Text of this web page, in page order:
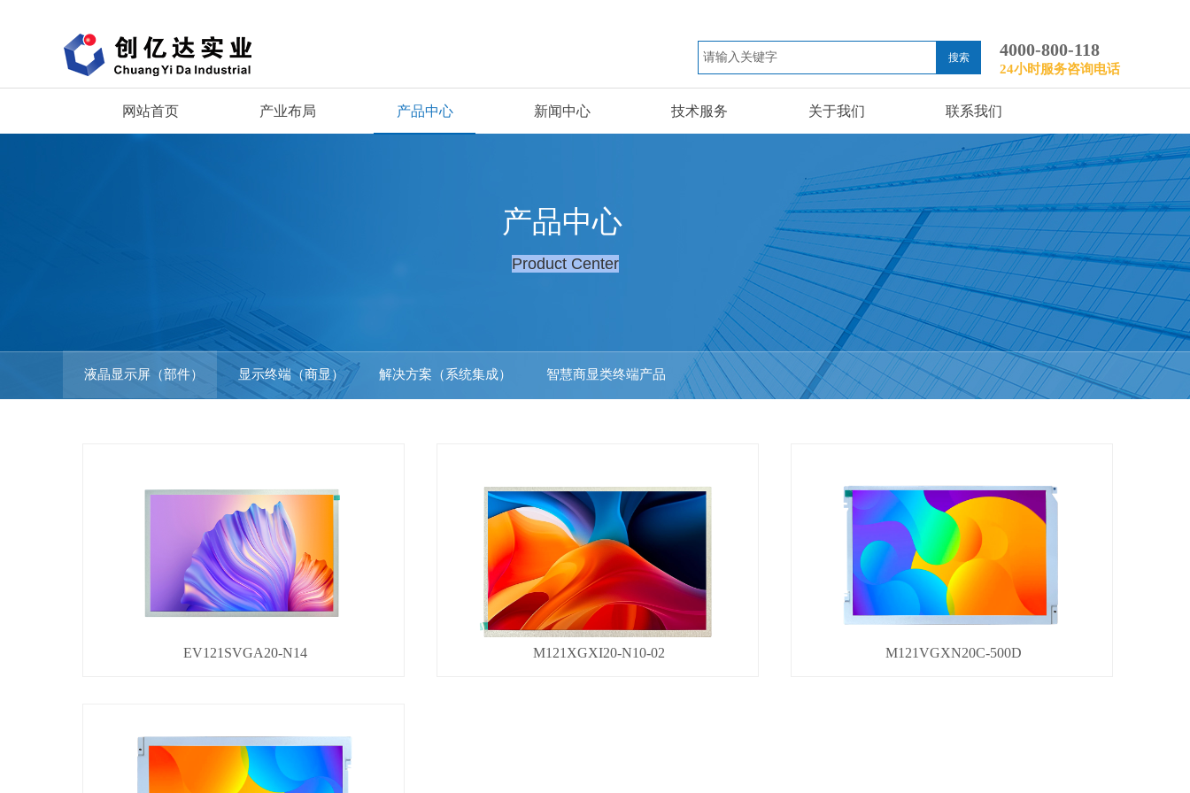
搜索 4000-800-118
24小时服务咨询电话
网站首页 产业布局 产品中心 新闻中心 技术服务 关于我们 联系我们
产品中心
Product Center
液晶显示屏（部件） 显示终端（商显） 解决方案（系统集成） 智慧商显类终端产品
EV121SVGA20-N14 M121XGXI20-N10-02 M121VGXN20C-500D